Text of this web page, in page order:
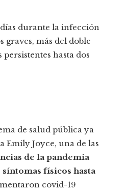
durante la infección
más del doble
hasta dos
de salud pública ya
Emily Joyce, una de las
de la pandemia
físicos hasta
covid-19